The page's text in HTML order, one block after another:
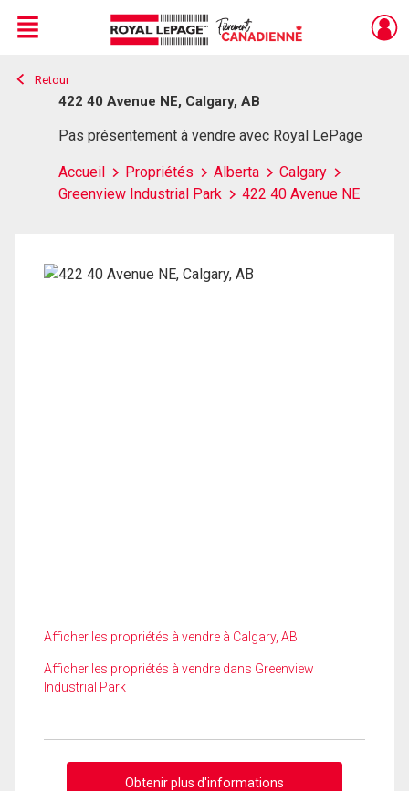
Live
En Direct
Menu
Retour
422 40 Avenue NE, Calgary, AB
Pas présentement à vendre avec Royal LePage
Accueil Propriétés Alberta
Calgary
Greenview Industrial Park
422 40 Avenue NE
Afficher les propriétés à vendre à Calgary, AB
Afficher les propriétés à vendre dans Greenview
Industrial Park
Obtenir plus d'informations